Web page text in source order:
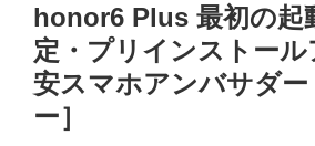
honor6 Plus 最初の起
定・プリインストー
安スマホアンバサダー
ー］